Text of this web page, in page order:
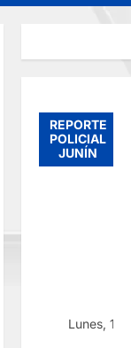
REPORTE
POLICIAL
JUNÍN
Lunes, 10